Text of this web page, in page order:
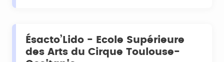
Ésacto’Lido - Ecole Supérieure
des Arts du Cirque Toulouse-